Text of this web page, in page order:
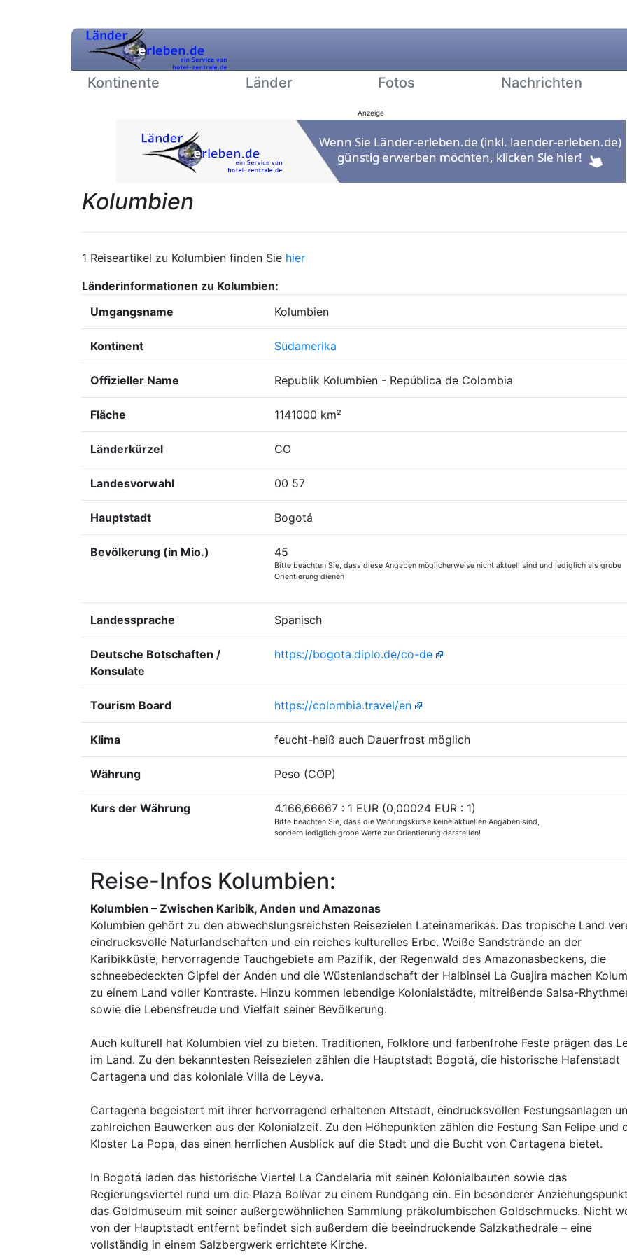
Kontinente Länder Fotos Nachrichten
Anzeige
Kolumbien
1 Reiseartikel zu Kolumbien finden Sie hier
Länderinformationen zu Kolumbien:
Umgangsname
Kolumbien
Kontinent Südamerika
Offizieller Name Republik Kolumbien - República de Colombia
Fläche 1141000 km²
Länderkürzel CO
Landesvorwahl 00 57
Hauptstadt Bogotá
Bevölkerung (in Mio.) 45
Bitte beachten Sie, dass diese Angaben möglicherweise nicht aktuell sind und lediglich als grobe
Orientierung dienen
Landessprache Spanisch
Deutsche Botschaften /
Konsulate
https://bogota.diplo.de/co-de
Tourism Board https://colombia.travel/en
Klima feucht-heiß auch Dauerfrost möglich
Währung Peso (COP)
Kurs der Währung 4.166,66667 : 1 EUR (0,00024 EUR : 1)
Bitte beachten Sie, dass die Währungskurse keine aktuellen Angaben sind,
sondern lediglich grobe Werte zur Orientierung darstellen!
Reise-Infos Kolumbien:
Kolumbien – Zwischen Karibik, Anden und Amazonas
Kolumbien gehört zu den abwechslungsreichsten Reisezielen Lateinamerikas. Das tropische Land
eindrucksvolle Naturlandschaften und ein reiches kulturelles Erbe. Weiße Sandstrände an der
Karibikküste, hervorragende Tauchgebiete am Pazifik, der Regenwald des Amazonasbeckens, die
schneebedeckten Gipfel der Anden und die Wüstenlandschaft der Halbinsel La Guajira machen
zu einem Land voller Kontraste. Hinzu kommen lebendige Kolonialstädte, mitreißende Salsa-
sowie die Lebensfreude und Vielfalt seiner Bevölkerung.
Auch kulturell hat Kolumbien viel zu bieten. Traditionen, Folklore und farbenfrohe Feste prägen das
im Land. Zu den bekanntesten Reisezielen zählen die Hauptstadt Bogotá, die historische Hafenstadt
Cartagena und das koloniale Villa de Leyva.
Cartagena begeistert mit ihrer hervorragend erhaltenen Altstadt, eindrucksvollen Festungsanlagen
zahlreichen Bauwerken aus der Kolonialzeit. Zu den Höhepunkten zählen die Festung San Felipe und
Kloster La Popa, das einen herrlichen Ausblick auf die Stadt und die Bucht von Cartagena bietet.
In Bogotá laden das historische Viertel La Candelaria mit seinen Kolonialbauten sowie das
Regierungsviertel rund um die Plaza Bolívar zu einem Rundgang ein. Ein besonderer
das Goldmuseum mit seiner außergewöhnlichen Sammlung präkolumbischen Goldschmucks. Nicht
von der Hauptstadt entfernt befindet sich außerdem die beeindruckende Salzkathedrale – eine
vollständig in einem Salzbergwerk errichtete Kirche.